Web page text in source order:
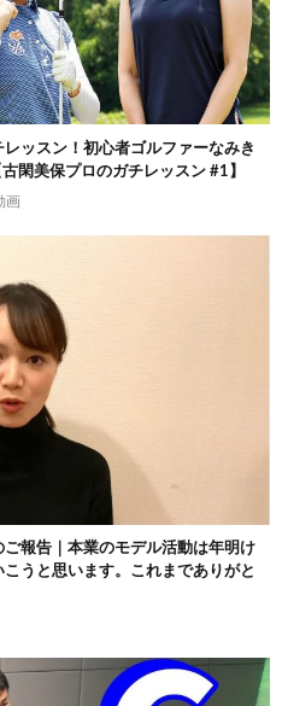
ッスン！初心者ゴルファーなみき
閑美保プロのガチレッスン #1】
画
報告｜本業のモデル活動は年明け
うと思います。これまでありがと